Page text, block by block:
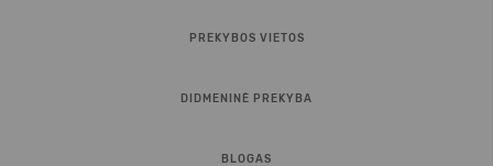
PREKYBOS VIETOS
DIDMENINĖ PREKYBA
BLOGAS